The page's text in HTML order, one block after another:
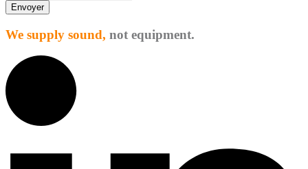
Envoyer
We supply sound, not equipment.